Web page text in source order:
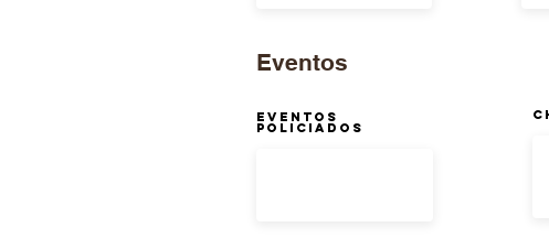
Eventos
Eventos
Policiados